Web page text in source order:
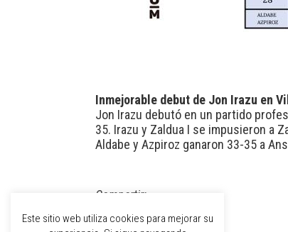
Inmejorable debut de Jon Irazu en
Jon Irazu debutó en un partido
35. Irazu y Zaldua I se impusieron a
Aldabe y Azpiroz ganaron 33-35 a
Compartir:
Este sitio web utiliza cookies para mejorar su